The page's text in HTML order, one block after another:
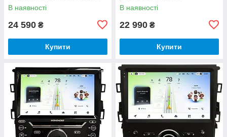
В наявності
24 590 ₴
Купити
В наявності
22 990 ₴
Купити